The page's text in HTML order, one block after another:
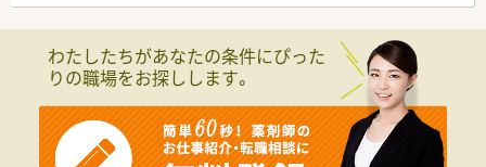
■事業拡大と社内体制の強化を目的とした増員募集となり、新た
な仲間を求めています。
■必須要件として薬剤師免許をお持ちの方であれば、未経験から
■もちろん、管理薬剤師のご経験や基本的なPCスキルをお持ち
の方は優遇いたします。
わたしたちがあなたの条件にぴった
りの職場をお探しします。